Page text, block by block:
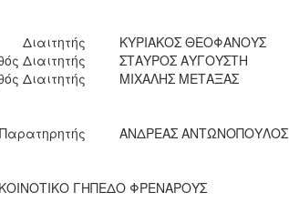
Διαιτητής
ΚΥΡΙΑΚΟΣ ΘΕΟΦΑΝΟΥΣ
Διαιτητής
ΣΤΑΥΡΟΣ ΑΥΓΟΥΣΤΗ
Διαιτητής
ΜΙΧΑΛΗΣ ΜΕΤΑΞΑΣ
Παρατηρητής
ΑΝΔΡΕΑΣ ΑΝΤΩΝΟΠΟΥΛΟΣ
ΚΟΙΝΟΤΙΚΟ ΓΗΠΕΔΟ ΦΡΕΝΑΡΟΥΣ